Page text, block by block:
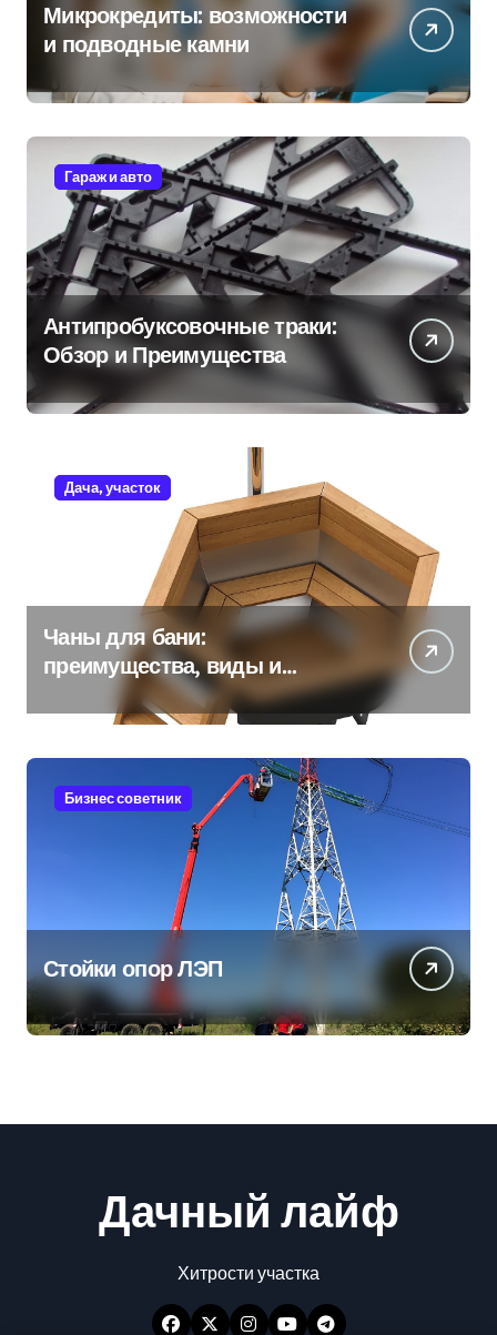
Микрокредиты: возможности
и подводные камни
Гараж и авто
Антипробуксовочные траки:
Обзор и Преимущества
Дача, участок
Чаны для бани:
преимущества, виды и
особенности использования
Бизнес советник
Стойки опор ЛЭП
Дачный лайф
Хитрости участка